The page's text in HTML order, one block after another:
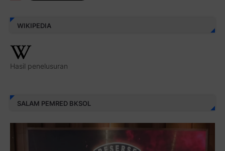
WIKIPEDIA
Hasil penelusuran
SALAM PEMRED BKSOL